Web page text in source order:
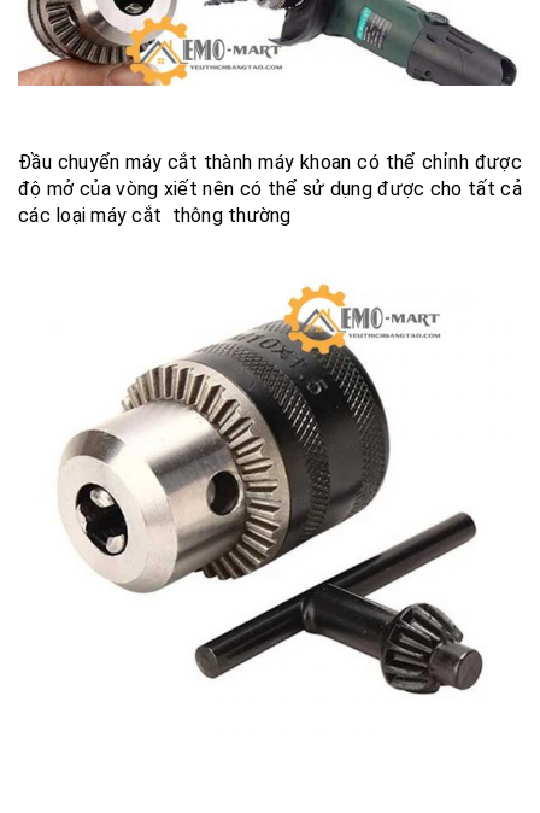
Đầu chuyển máy cắt thành máy khoan có thể chỉnh được
độ mở của vòng xiết nên có thể sử dụng được cho tất cả
các loại máy cắt thông thường